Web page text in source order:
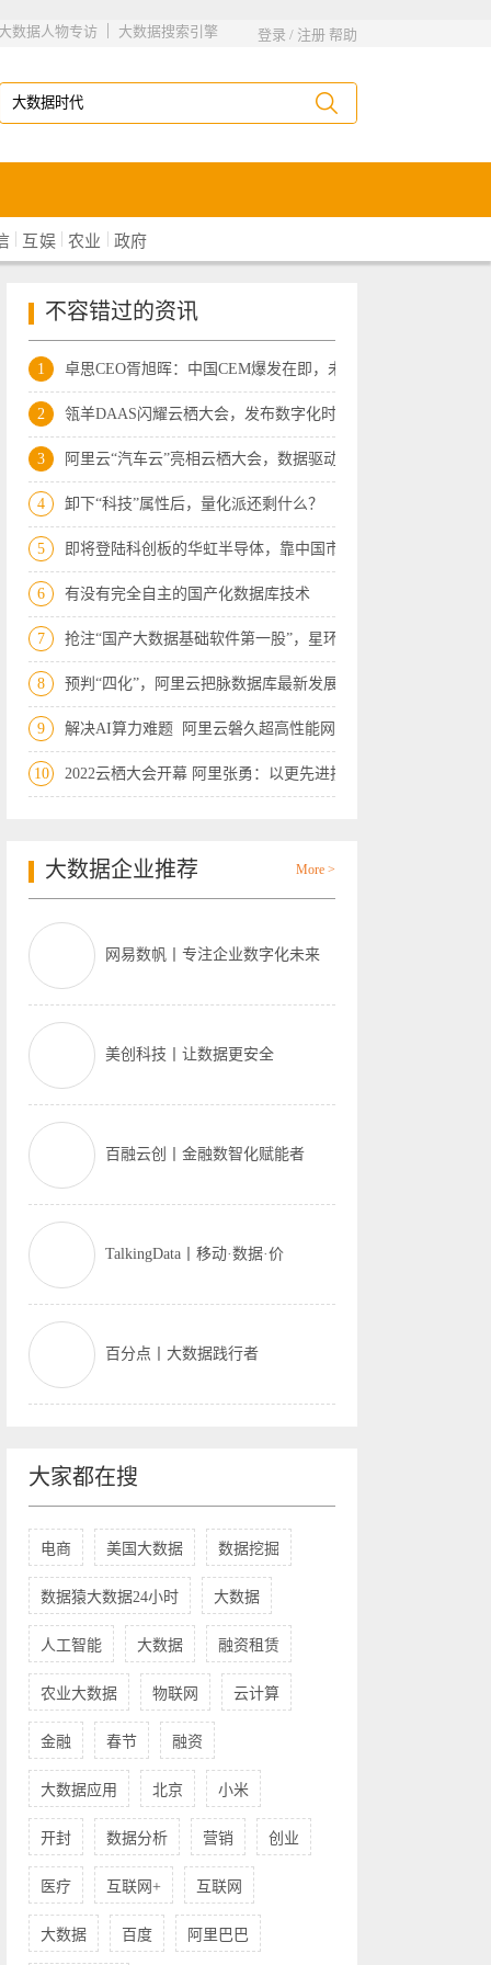
登录 / 注册 帮助
大数据搜索引擎
|
大数据人物专访
| 互娱 | 农业 | 政府
不容错过的资讯
1 卓思CEO胥旭晖：中国CEM爆发在即，未来10
2 瓴羊DAAS闪耀云栖大会，发布数字化时代最
3 阿里云“汽车云”亮相云栖大会，数据驱动
4 卸下“科技”属性后，量化派还剩什么？
5 即将登陆科创板的华虹半导体，靠中国市场
6 有没有完全自主的国产化数据库技术
7 抢注“国产大数据基础软件第一股”，星环
8 预判“四化”，阿里云把脉数据库最新发展
9 解决AI算力难题 阿里云磐久超高性能网
10 2022云栖大会开幕 阿里张勇：以更先进技
大数据企业推荐 More >
网易数帆丨专注企业数字化未来
美创科技丨让数据更安全
百融云创丨金融数智化赋能者
TalkingData丨移动·数据·价
百分点丨大数据践行者
大家都在搜
电商 美国大数据 数据挖掘
数据猿大数据24小时 大数据
人工智能 大数据 融资租赁
农业大数据 物联网 云计算
金融 春节 融资
大数据应用 北京 小米
开封 数据分析 营销 创业
医疗 互联网+ 互联网
大数据 百度 阿里巴巴